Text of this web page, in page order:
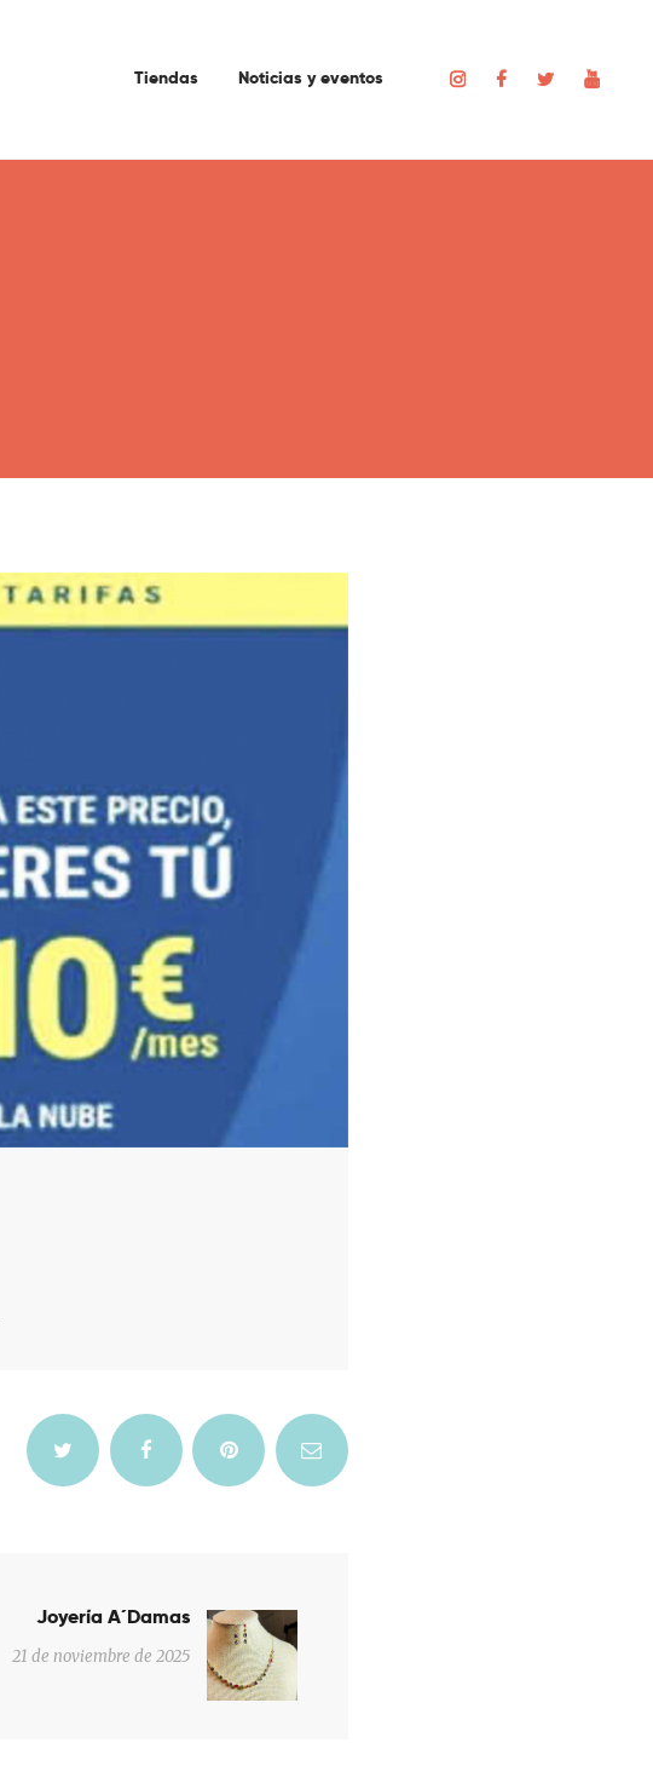
Tiendas Noticias y eventos
Next
post:
Joyería A´Damas
21 de noviembre de 2025